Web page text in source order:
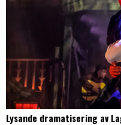
Lysande dramatisering av